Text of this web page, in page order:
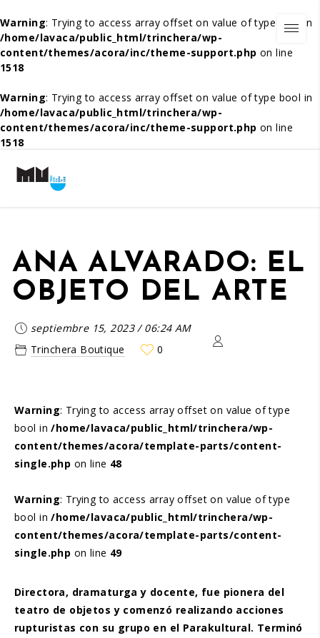
Warning: Trying to access array offset on value of type bool in
/home/lavaca/public_html/trinchera/wp-
content/themes/acora/inc/theme-support.php on line
1518
Warning: Trying to access array offset on value of type bool in
/home/lavaca/public_html/trinchera/wp-
content/themes/acora/inc/theme-support.php on line
1518
ANA ALVARADO: EL
OBJETO DEL ARTE
septiembre 15, 2023/06:24 AM
Trinchera Boutique
0
Warning: Trying to access array offset on value of type
bool in/home/lavaca/public_html/trinchera/wp-
content/themes/acora/template-parts/content-
single.php on line 48
Warning: Trying to access array offset on value of type
bool in/home/lavaca/public_html/trinchera/wp-
content/themes/acora/template-parts/content-
single.php on line 49
Directora, dramaturga y docente, fue pionera del
teatro de objetos y comenzó realizando acciones
rupturistas con su grupo en el Parakultural. Terminó